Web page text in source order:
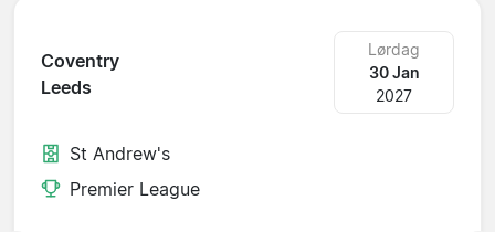
Coventry
Leeds
Lørdag
30 Jan
2027
St Andrew's
Premier League